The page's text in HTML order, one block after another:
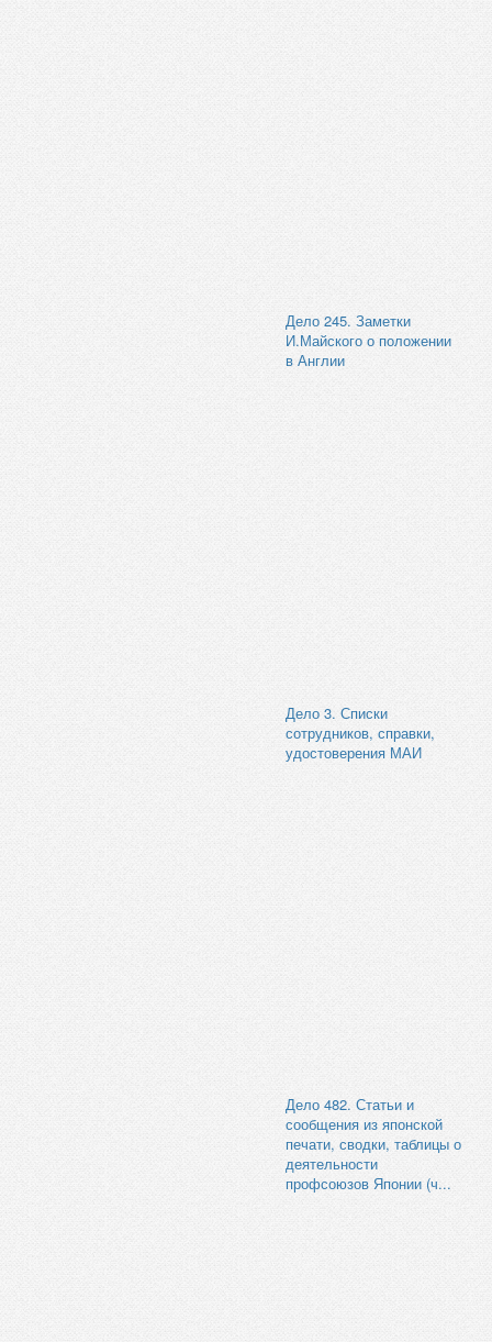
Дело 245. Заметки
И.Майского о положении
в Англии
Дело 3. Списки
сотрудников, справки,
удостоверения МАИ
Дело 482. Статьи и
сообщения из японской
печати, сводки, таблицы о
деятельности
профсоюзов Японии (ч...